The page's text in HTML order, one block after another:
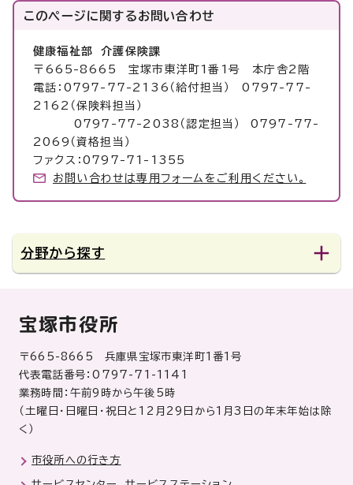
このページに関するお問い合わせ
健康福祉部 介護保険課
〒665-8665 宝塚市東洋町1番1号 本庁舎2階
電話：0797-77-2136（給付担当） 0797-77-
2162（保険料担当）
0797-77-2038（認定担当） 0797-77-
2069（資格担当）
ファクス：0797-71-1355
お問い合わせは専用フォームをご利用ください。
分野から探す
宝塚市役所
〒665-8665 兵庫県宝塚市東洋町1番1号
代表電話番号：0797-71-1141
業務時間：午前9時から午後5時
（土曜日・日曜日・祝日と12月29日から1月3日の年末年始は除
く）
市役所への行き方